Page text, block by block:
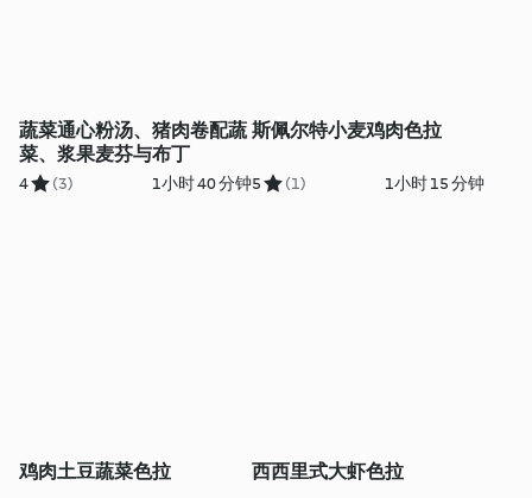
蔬菜通心粉汤、猪肉卷配蔬
菜、浆果麦芬与布丁
4 (3) 1小时 40 分钟
斯佩尔特小麦鸡肉色拉
5 (1) 1小时 15 分钟
鸡肉土豆蔬菜色拉 西西里式大虾色拉